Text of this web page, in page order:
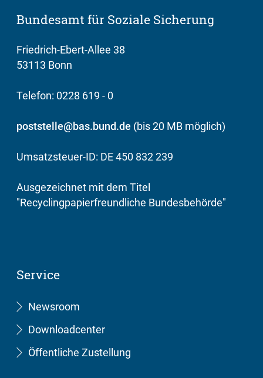
Bundesamt für Soziale Sicherung
Friedrich-Ebert-Allee 38
53113 Bonn
Telefon: 0228 619 - 0
poststelle@bas.bund.de (bis 20 MB möglich)
Umsatzsteuer-ID: DE 450 832 239
Ausgezeichnet mit dem Titel
"Recyclingpapierfreundliche Bundesbehörde"
Service
Newsroom
Downloadcenter
Öffentliche Zustellung